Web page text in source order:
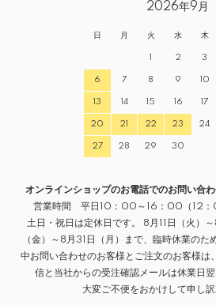
2026年9月
日 月 火 水 木
1 2 3
6 7 8 9 10
13 14 15 16 17
20 21 22 23 24
27 28 29 30
オンラインショップのお電話でのお問い合
営業時間 平日10：00～16：00（12：
土日・祝日は定休日です。 8月11日（火）
（金）～8月31日（月）まで、臨時休業のた
中お問い合わせのお客様とご注文のお客様は
信と当社からの受注確認メールは休業日翌
大変ご不便をおかけして申し訳